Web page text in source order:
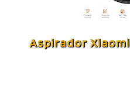
Aspirador